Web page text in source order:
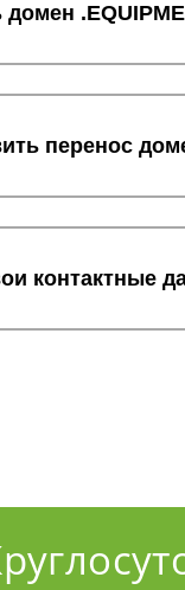
перенос
контактные